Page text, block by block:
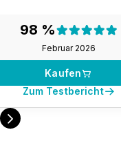
98 %
Februar 2026
98 %
Kaufen
Zum Testbericht